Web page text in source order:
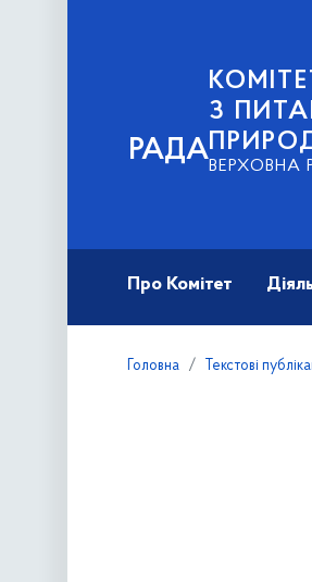
РАДА
З
ВЕРХОВНА
Про Комітет
Головна Текстові